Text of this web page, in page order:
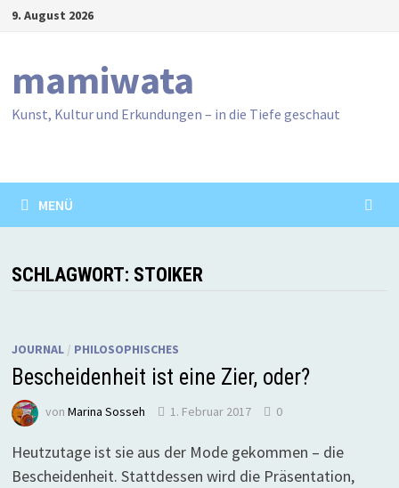
Zum9. August 2026
mamiwata
Kunst, Kultur und Erkundungen – in die Tiefe geschaut
MENÜ
SCHLAGWORT: STOIKER
JOURNAL/ PHILOSOPHISCHES
Bescheidenheit ist eine Zier, oder?
von Marina Sosseh 1. Februar 2017 0
Heutzutage ist sie aus der Mode gekommen – die
Bescheidenheit. Stattdessen wird die Präsentation,